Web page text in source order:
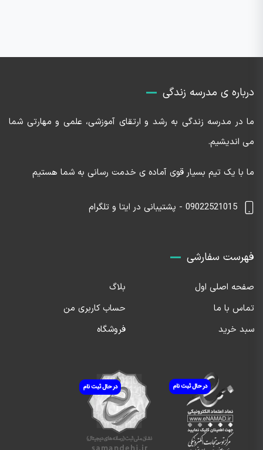
درباره ی مدرسه زندگی
ما در مدرسه زندگی به رشد و ارتقای آموزشی، علمی و مهارتی شما
می اندیشیم.
ما با یک تیم بسیار قوی آماده ی خدمت رسانی به شما هستیم
09022521015 - پشتیبانی در ایتا و تلگرام
فهرست سفارشی
صفحه اصلی اول
بلاگ
تماس با ما
حساب کاربری من
سبد خرید
فروشگاه